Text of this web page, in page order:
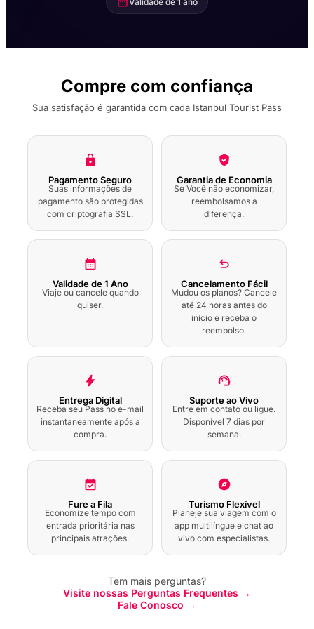
bilhetes no Pavilhão
Adam Mickiewicz
Visita a Pé ao Parque
Yildiz com Audioguia
Bilhete de Entrada
para a Experiência do
Museu do Robô de
Istanbul
Museu da História da
Ciência e da
Tecnologia no Islão
em Istambul com
Visita a Pé à Mesquita
Eyup Sultan com
Passeio a Pé por
Pierre Loti com
Cruzeiro ao pôr do
sol no Corno de Ouro
Visita a pé ao Bazar
das Especiarias com
Visita a pé à Mesquita
de Ortakoy com
Compre com confiança
Sua satisfação é garantida com cada Istanbul Tourist Pass
Pagamento Seguro
Suas informações de
pagamento são protegidas
com criptografia SSL.
Garantia de Economia
Se Você não economizar,
reembolsamos a
diferença.
Validade de 1 Ano
Viaje ou cancele quando
quiser.
Cancelamento Fácil
Mudou os planos? Cancele
até 24 horas antes do
início e receba o
reembolso.
Entrega Digital
Receba seu Pass no e-mail
instantaneamente após a
compra.
Suporte ao Vivo
Entre em contato ou ligue.
Disponível 7 dias por
semana.
Fure a Fila
Economize tempo com
entrada prioritária nas
principais atrações.
Turismo Flexível
Planeje sua viagem com o
app multilíngue e chat ao
vivo com especialistas.
Tem mais perguntas?
Visite nossas Perguntas Frequentes →
Fale Conosco →